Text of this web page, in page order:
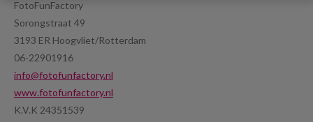
FotoFunFactory
Sorongstraat 49
3193 ER Hoogvliet/Rotterdam
06-22901916
info@fotofunfactory.nl
www.fotofunfactory.nl
K.V.K 24351539